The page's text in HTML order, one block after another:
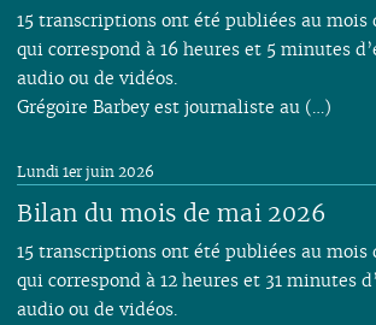
15 transcriptions ont été publiées au mois
qui correspond à 16 heures et 5 minutes
audio ou de vidéos.
Grégoire Barbey est journaliste au (…)
Bilan du mois de mai 2026
Lundi 1er juin 2026
15 transcriptions ont été publiées au mois
qui correspond à 12 heures et 31 minutes
audio ou de vidéos.